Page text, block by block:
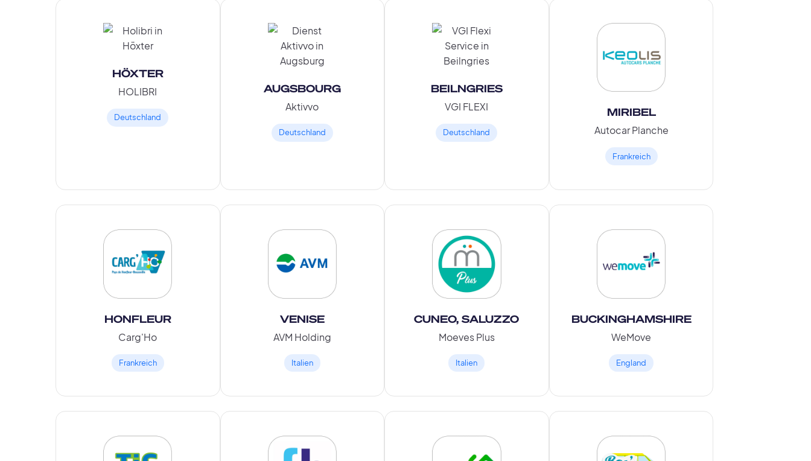
HÖXTER
HOLIBRI
Deutschland
AUGSBOURG
Aktivvo
Deutschland
BEILNGRIES
VGI FLEXI
Deutschland
MIRIBEL
Autocar Planche
Frankreich
HONFLEUR
Carg'Ho
Frankreich
VENISE
AVM Holding
Italien
CUNEO, SALUZZO
Moeves Plus
Italien
BUCKINGHAMSHIRE
WeMove
England